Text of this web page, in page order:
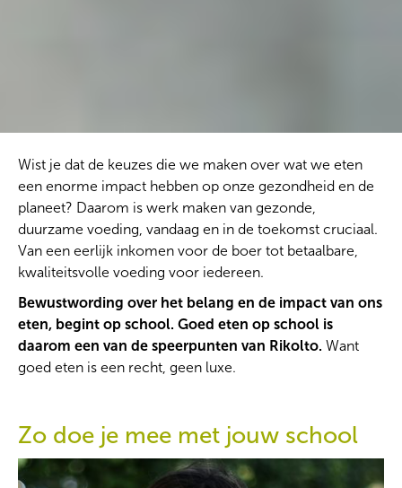
Wist je dat de keuzes die we maken over wat we eten
een enorme impact hebben op onze gezondheid en de
planeet? Daarom is werk maken van gezonde,
duurzame voeding, vandaag en in de toekomst cruciaal.
Van een eerlijk inkomen voor de boer tot betaalbare,
kwaliteitsvolle voeding voor iedereen.
Bewustwording over het belang en de impact van ons
eten, begint op school. Goed eten op school is
daarom een van de speerpunten van Rikolto. Want
goed eten is een recht, geen luxe.
Zo doe je mee met jouw school